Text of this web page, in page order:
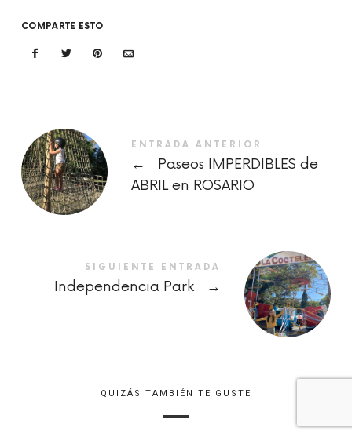
COMPARTE ESTO
ENTRADA ANTERIOR
←
Paseos IMPERDIBLES de
ABRIL en ROSARIO
SIGUIENTE ENTRADA
Independencia Park →
QUIZÁS TAMBIÉN TE GUSTE